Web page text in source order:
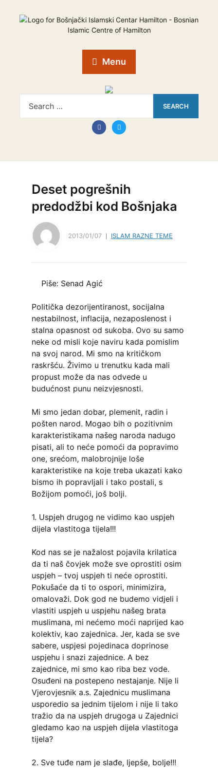
Menu
Deset pogrešnih
predodžbi kod Bošnjaka
2013/01/07 ISLAM RAZNE TEME
Piše: Senad Agić
Politička dezorijentiranost, socijalna
nestabilnost, inflacija, nezaposlenost i
stalna opasnost od sukoba. Ovo su samo
neke od misli koje naviru kada pomislim
na svoj narod. Mi smo na kritičkom
raskršću. Živimo u trenutku kada mali
propust može da nas odvede u
budućnost punu neizvjesnosti.
Mi smo jedan dobar, plemenit, radin i
pošten narod. Mogao bih o pozitivnim
karakteristikama našeg naroda nadugo
pisati, ali to neće pomoći da popravimo
one, srećom, malobrojnije loše
karakteristike na koje treba ukazati kako
bismo ih popravljali i tako postali, s
Božijom pomoći, još bolji.
1. Uspjeh drugog ne vidimo kao uspjeh
dijela vlastitoga tijela!!!
Kod nas se je nažalost pojavila krilatica
da ti naš čovjek može sve oprostiti osim
uspjeh – tvoj uspjeh ti neće oprostiti.
Pokušaće da ti to ospori, minimizira,
omalovaži. Dok god ne budemo vidjeli i
vlastiti uspjeh u uspjehu našeg brata
muslimana, mi nećemo moći naprijed kao
kolektiv, kao zajednica. Jer, kada se sve
sabere, uspjesi pojedinaca doprinose
uspjehu i snazi zajednice. A bez
zajednice, mi smo kao riba bez vode.
Osuđeni na postepeno nestajanje. Nije li
Vjerovjesnik a.s. Zajednicu muslimana
usporedio sa jednim tijelom i nije li tako
tražio da na uspjeh drugoga u Zajednici
gledamo kao na uspjeh dijela vlastitoga
tijela?
2. Sve tuđe nam je slađe, ljepše, bolje!!!